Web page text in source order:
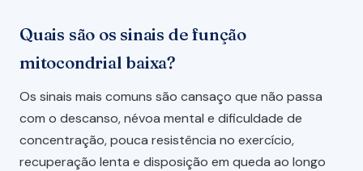
Quais são os sinais de função
mitocondrial baixa?
Os sinais mais comuns são cansaço que não passa
com o descanso, névoa mental e dificuldade de
concentração, pouca resistência no exercício,
recuperação lenta e disposição em queda ao longo